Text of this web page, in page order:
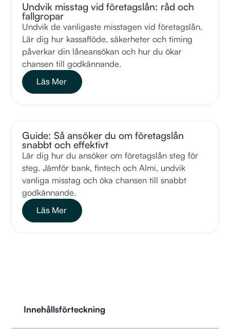
Undvik misstag vid företagslån: råd och
fallgropar
Undvik de vanligaste misstagen vid företagslån.
Lär dig hur kassaflöde, säkerheter och timing
påverkar din låneansökan och hur du ökar
chansen till godkännande.
Läs Mer
Guide: Så ansöker du om företagslån
snabbt och effektivt
Lär dig hur du ansöker om företagslån steg för
steg. Jämför bank, fintech och Almi, undvik
vanliga misstag och öka chansen till snabbt
godkännande.
Läs Mer
Innehållsförteckning